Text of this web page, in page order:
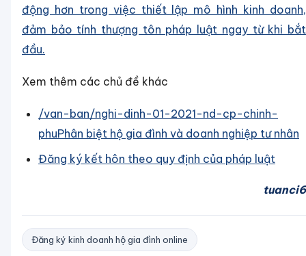
động hơn trong việc thiết lập mô hình kinh doanh,
đảm bảo tính thượng tôn pháp luật ngay từ khi bắt
đầu.
Xem thêm các chủ đề khác
/van-ban/nghi-dinh-01-2021-nd-cp-chinh-
phuPhân biệt hộ gia đình và doanh nghiệp tư nhân
Đăng ký kết hôn theo quy định của pháp luật
tuanci6
Đăng ký kinh doanh hộ gia đình online